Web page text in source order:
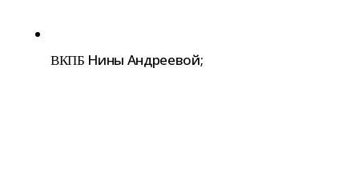
ВКПБ Нины Андреевой;